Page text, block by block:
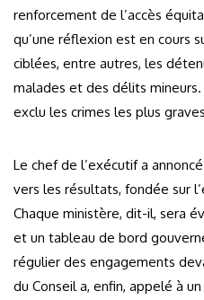
renforcement de l’accès
qu’une réflexion est en cours
ciblées, entre autres, les
malades et des délits
exclu les crimes les plus
Le chef de l’exécutif a
vers les résultats, fondée sur
Chaque ministère, dit-il, sera
et un tableau de bord
régulier des engagements
du Conseil a, enfin, appelé à